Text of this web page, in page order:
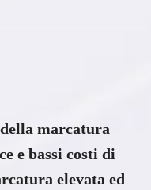
marcatura
e bassi costi di
elevata ed